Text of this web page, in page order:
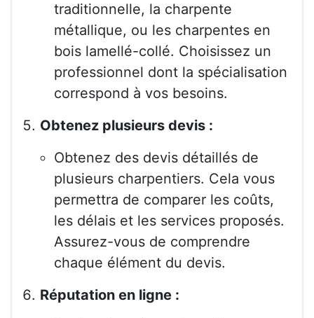
traditionnelle, la charpente
métallique, ou les charpentes en
bois lamellé-collé. Choisissez un
professionnel dont la spécialisation
correspond à vos besoins.
Obtenez plusieurs devis :
Obtenez des devis détaillés de
plusieurs charpentiers. Cela vous
permettra de comparer les coûts,
les délais et les services proposés.
Assurez-vous de comprendre
chaque élément du devis.
Réputation en ligne :